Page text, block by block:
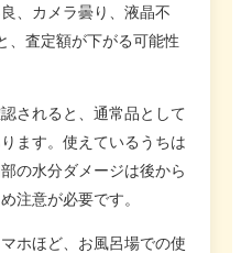
、カメラ曇り、液晶不
、査定額が下がる可能性
されると、通常品として
ます。使えているうちは
の水分ダメージは後から
注意が必要です。
ホほど、お風呂場での使